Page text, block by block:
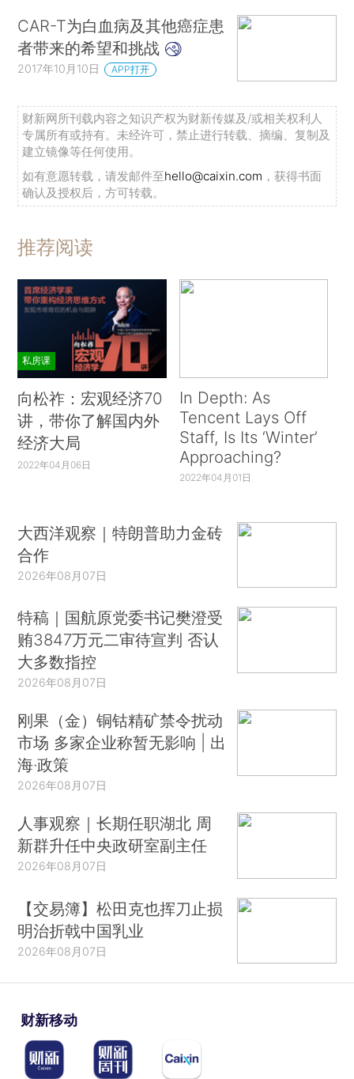
CAR-T为白血病及其他癌症患
者带来的希望和挑战
2017年10月10日 APP打开
财新网所刊载内容之知识产权为财新传媒及/或相关权利人
专属所有或持有。未经许可，禁止进行转载、摘编、复制及
建立镜像等任何使用。
如有意愿转载，请发邮件至hello@caixin.com ，获得书面
确认及授权后，方可转载。
推荐阅读
私房课
向松祚：宏观经济70
讲，带你了解国内外
经济大局
2022年04月06日
In Depth: As
Tencent Lays Off
Staff, Is Its ‘Winter’
Approaching?
2022年04月01日
大西洋观察｜特朗普助力金砖
合作
2026年08月07日
特稿｜国航原党委书记樊澄受
贿3847万元二审待宣判 否认
大多数指控
2026年08月07日
刚果（金）铜钴精矿禁令扰动
市场 多家企业称暂无影响 | 出
海·政策
2026年08月07日
人事观察｜长期任职湖北 周
新群升任中央政研室副主任
2026年08月07日
【交易簿】松田克也挥刀止损
明治折戟中国乳业
2026年08月07日
财新移动